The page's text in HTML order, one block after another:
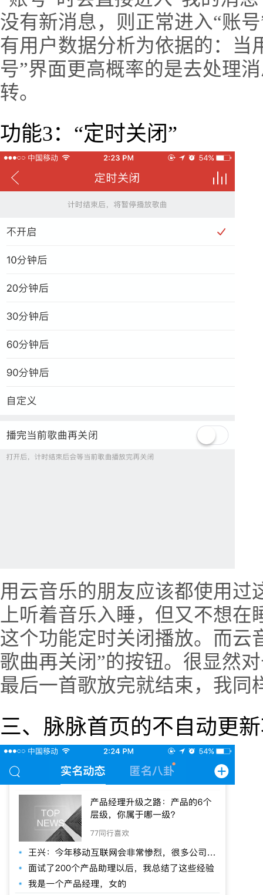
没有新消息，则正常进入“账
有用户数据分析为依据的：当
号”界面更高概率的是去处理
转。
功能3：“定时关闭”
用云音乐的朋友应该都使用过
上听着音乐入睡，但又不想
这个功能定时关闭播放。而云
歌曲再关闭”的按钮。很显然
最后一首歌放完就结束，我同
三、脉脉首页的不自动更